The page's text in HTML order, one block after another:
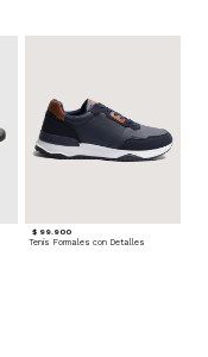
$ 99.900
Tenis Formales con Detalles